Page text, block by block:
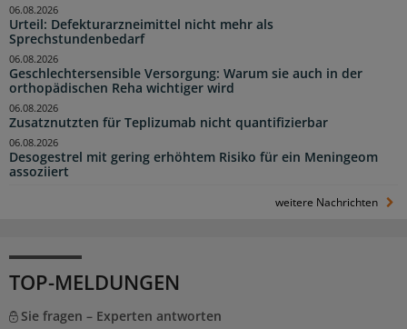
Urteil: Defekturarzneimittel nicht mehr als
Sprechstundenbedarf
06.08.2026
Geschlechtersensible Versorgung: Warum sie auch in der
orthopädischen Reha wichtiger wird
06.08.2026
Zusatznutzten für Teplizumab nicht quantifizierbar
06.08.2026
Desogestrel mit gering erhöhtem Risiko für ein Meningeom
assoziiert
06.08.2026
weitere Nachrichten
TOP-MELDUNGEN
Sie fragen – Experten antworten